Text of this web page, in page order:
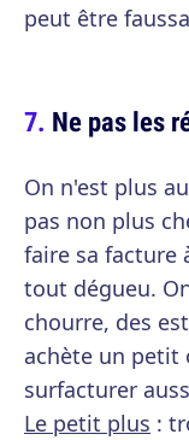
peut être
Ne pas les
On n'est plus
pas non plus
faire sa facture
tout dégueu.
chourre, des
achète un petit
surfacturer
Le petit plus :